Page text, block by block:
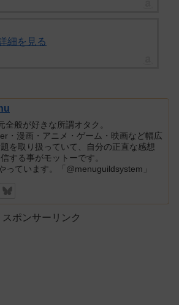
細を見る
全般が好きな所謂オタク。
・漫画・アニメ・ゲーム・映画など幅広
を取り扱っていて、自分の正直な感想
する事がモットーです。
っています。「@menuguildsystem」
スポンサーリンク